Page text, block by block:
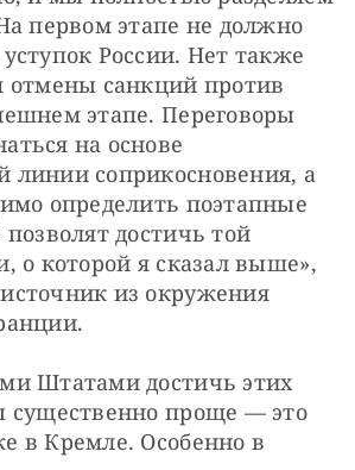
первом этапе не должно
России. Нет также
отмены санкций против
этапе. Переговоры
на основе
линии соприкосновения, а
определить поэтапные
достичь той
о которой я сказал выше»,
из окружения
Штатами достичь этих
существенно проще — это
в Кремле. Особенно в